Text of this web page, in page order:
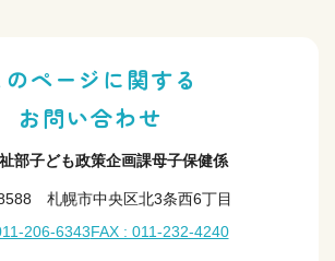
のページに関する
お問い合わせ
部子ども政策企画課母子保健係
札幌市中央区北3条西6丁目
206-6343FAX : 011-232-4240